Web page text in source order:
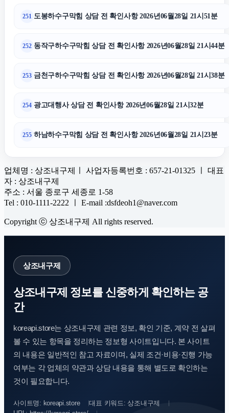
251 도봉하수구막힘 상담 전 확인사항 2026년06월28일 21시51분
252 동작구하수구막힘 상담 전 확인사항 2026년06월28일 21시44분
253 금천구하수구막힘 상담 전 확인사항 2026년06월28일 21시38분
254 광고대행사 상담 전 확인사항 2026년06월28일 21시32분
255 하남하수구막힘 상담 전 확인사항 2026년06월28일 21시23분
업체명 : 상조내구제ㅣ 사업자등록번호 : 657-21-01325 ㅣ 대표
자 : 상조내구제
주소 : 서울 종로구 세종로 1-58
Tel : 010-1111-2222 ㅣ E-mail :dsfdeoh1@naver.com
Copyright ⓒ 상조내구제 All rights reserved.
상조내구제
상조내구제 정보를 신중하게 확인하는 공
간
koreapi.store는 상조내구제 관련 정보, 확인 기준, 계약 전 살펴
볼 수 있는 항목을 정리하는 정보형 사이트입니다. 본 사이트
의 내용은 일반적인 참고 자료이며, 실제 조건·비용·진행 가능
여부는 각 업체의 약관과 상담 내용을 통해 별도로 확인하는
것이 필요합니다.
사이트명: koreapi.store
대표 키워드: 상조내구제